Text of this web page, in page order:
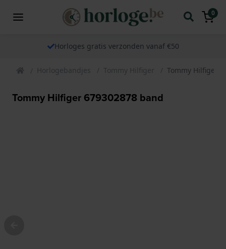
0
Horloges gratis verzonden vanaf €50
Horlogebandjes Tommy Hilfiger Tommy Hilfiger
Tommy Hilfiger 679302878 band